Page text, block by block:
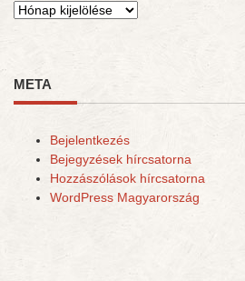
Archívum
META
Bejelentkezés
Bejegyzések hírcsatorna
Hozzászólások hírcsatorna
WordPress Magyarország